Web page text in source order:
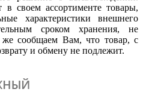
своем ассортименте товары,
характеристики внешнего
сроком хранения, не
сообщаем Вам, что товар, с
и обмену не подлежит.